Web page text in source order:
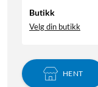
Butikk
Velg din butikk
HENT